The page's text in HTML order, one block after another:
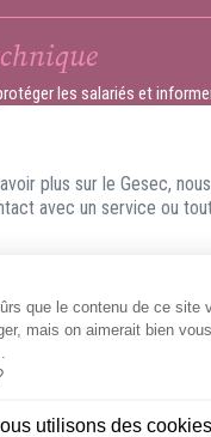
les salariés et
plus sur le Gesec,
avec un service ou
délais.